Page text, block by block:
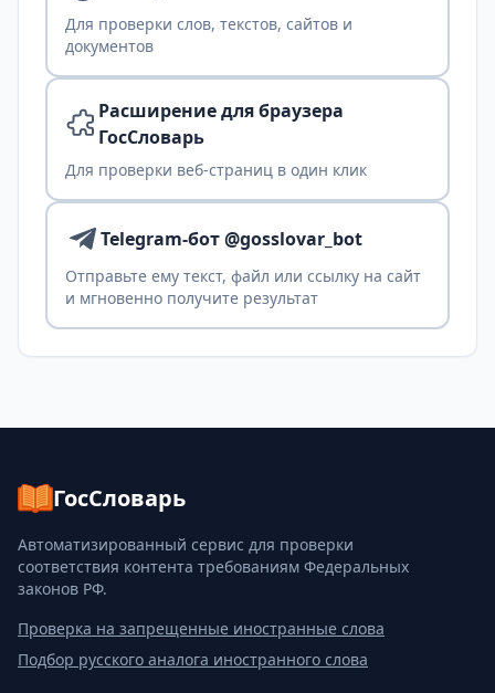
Для проверки слов, текстов, сайтов и
документов
Расширение для браузера
ГосСловарь
Для проверки веб-страниц в один клик
Telegram-бот @gosslovar_bot
Отправьте ему текст, файл или ссылку на сайт
и мгновенно получите результат
ГосСловарь
Автоматизированный сервис для проверки
соответствия контента требованиям Федеральных
законов РФ.
Проверка на запрещенные иностранные слова
Подбор русского аналога иностранного слова